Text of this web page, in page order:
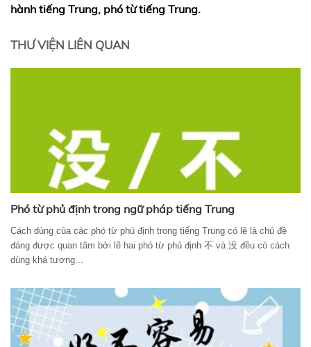
hành tiếng Trung, phó từ tiếng Trung.
THƯ VIỆN LIÊN QUAN
Phó từ phủ định trong ngữ pháp tiếng Trung
Cách dùng của các phó từ phủ định trong tiếng Trung có lẽ là chủ đề
đáng được quan tâm bởi lẽ hai phó từ phủ định 不 và 没 đều có cách
dùng khá tương...